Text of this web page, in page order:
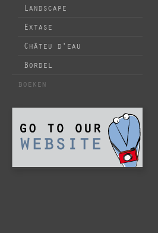
Landscape
Extase
Châteu d'eau
Bordel
boeken